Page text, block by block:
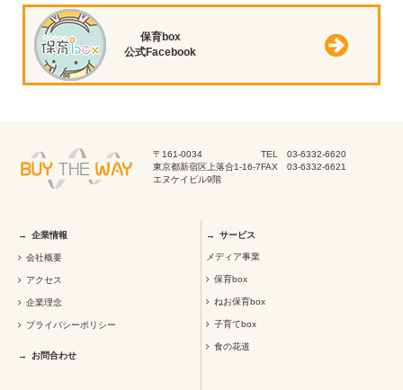
保育box
公式Facebook
〒161-0034
東京都新宿区上落合1-16-7
エヌケイビル9階
TEL 03-6332-6620
FAX 03-6332-6621
企業情報
会社概要
アクセス
企業理念
プライバシーポリシー
お問合わせ
サービス
メディア事業
保育box
ねお保育box
子育てbox
食の花道